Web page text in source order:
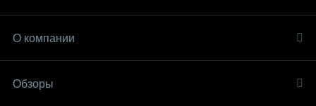
О компании
Обзоры